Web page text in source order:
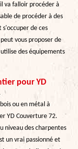
va falloir procéder à
de procéder à des
de ces
vous proposer de
des équipements
pour YD
ou en métal à
YD Couverture 72.
niveau des charpentes
un vrai passionné et